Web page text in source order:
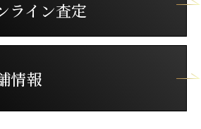
ライン査定
情報